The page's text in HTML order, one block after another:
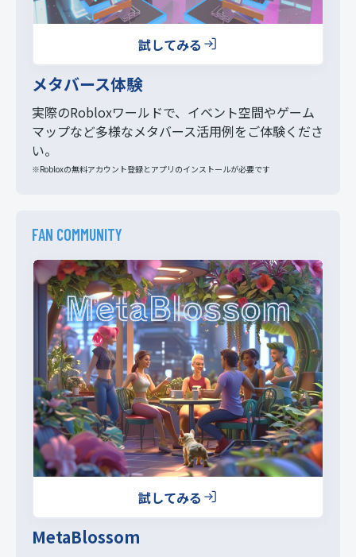
試してみる
メタバース体験
実際のRobloxワールドで、イベント空間やゲーム
マップなど多様なメタバース活用例をご体験くださ
い。
※Robloxの無料アカウント登録とアプリのインストールが必要です
FAN COMMUNITY
試してみる
MetaBlossom